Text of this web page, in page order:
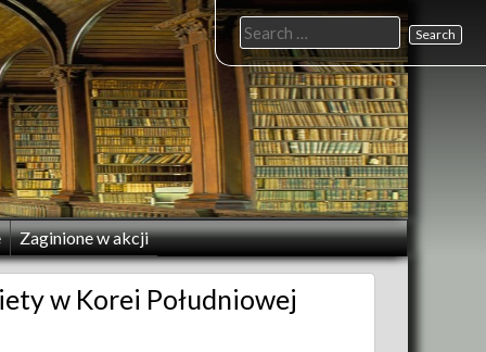
Zaginione w akcji
Search
for:
w Korei Południowej